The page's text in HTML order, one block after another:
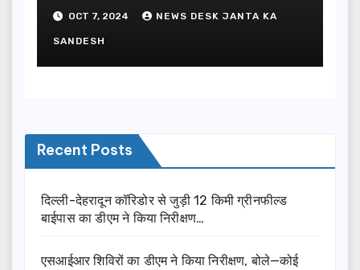
OCT 7, 2024 NEWS DESK JANTA KA
SANDESH
Recent Posts
दिल्ली-देहरादून कॉरिडोर से जुड़ी 12 किमी ग्रीनफील्ड
बाईपास का डीएम ने किया निरीक्षण…
एसआईआर शिविरों का डीएम ने किया निरीक्षण, बोले—कोई